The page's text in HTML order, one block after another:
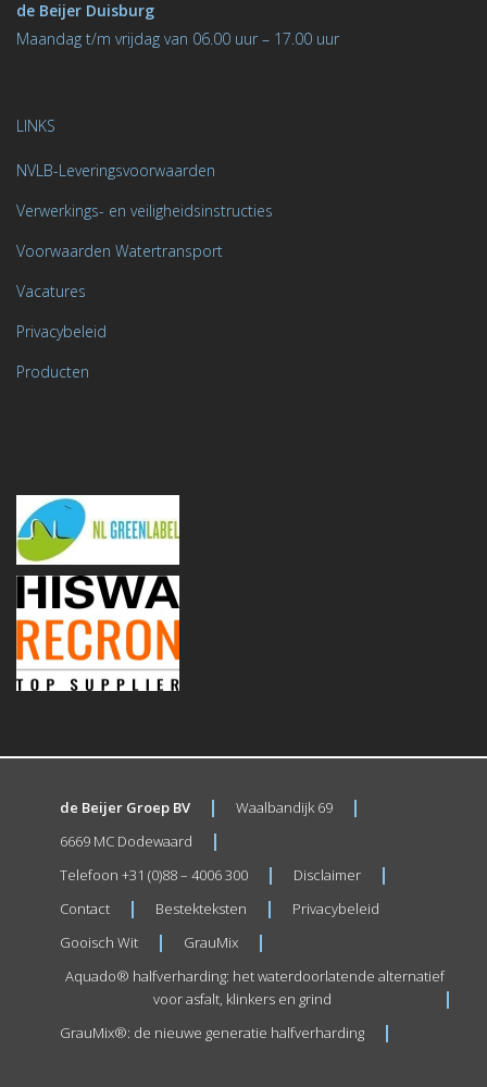
de Beijer Duisburg
Maandag t/m vrijdag van 06.00 uur – 17.00 uur
LINKS
NVLB-Leveringsvoorwaarden
Verwerkings- en veiligheidsinstructies
Voorwaarden Watertransport
Vacatures
Privacybeleid
Producten
de Beijer Groep BV
Waalbandijk 69
6669 MC Dodewaard
Telefoon +31 (0)88 – 4006 300
Disclaimer
Contact
Bestekteksten
Privacybeleid
Gooisch Wit
GrauMix
Aquado® halfverharding: het waterdoorlatende alternatief
voor asfalt, klinkers en grind
GrauMix®: de nieuwe generatie halfverharding